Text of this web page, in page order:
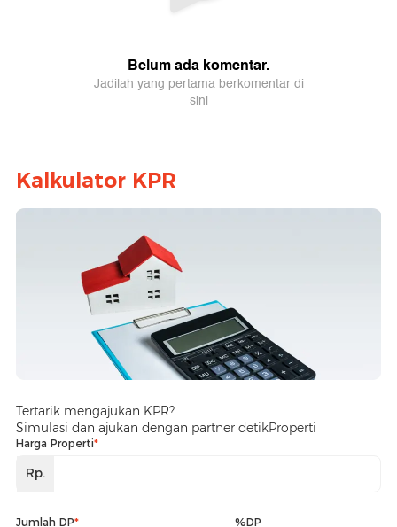
Kalkulator KPR
Tertarik mengajukan KPR?
Simulasi dan ajukan dengan partner detikProperti
Harga Properti*
Rp.
Jumlah DP* %DP